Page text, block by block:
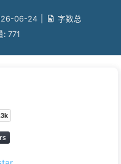
06-24
字数总
: 771